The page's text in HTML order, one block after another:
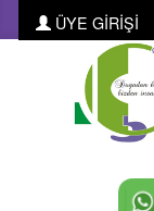
ÜYE GİRİŞİ